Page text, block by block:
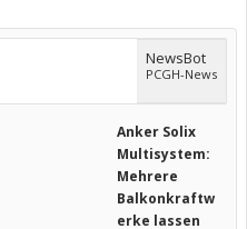
NewsBot
PCGH-News
Anker Solix
Multisystem:
Mehrere
Balkonkraftw
erke lassen